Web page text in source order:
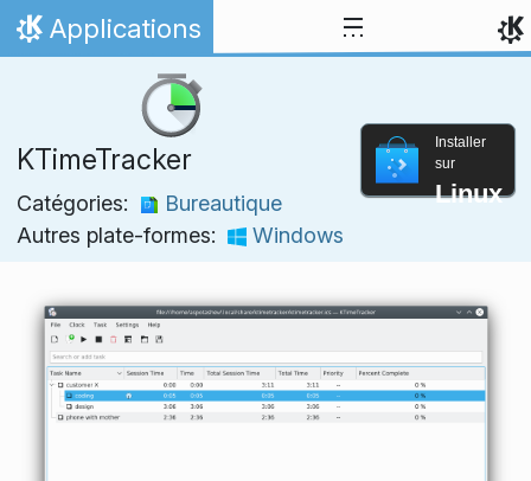
Aller directement au contenu
Accueil
Applications
KTimeTracker
Catégories:
Bureautique
Autres plate-formes:
Windows
Installer
sur
Linux